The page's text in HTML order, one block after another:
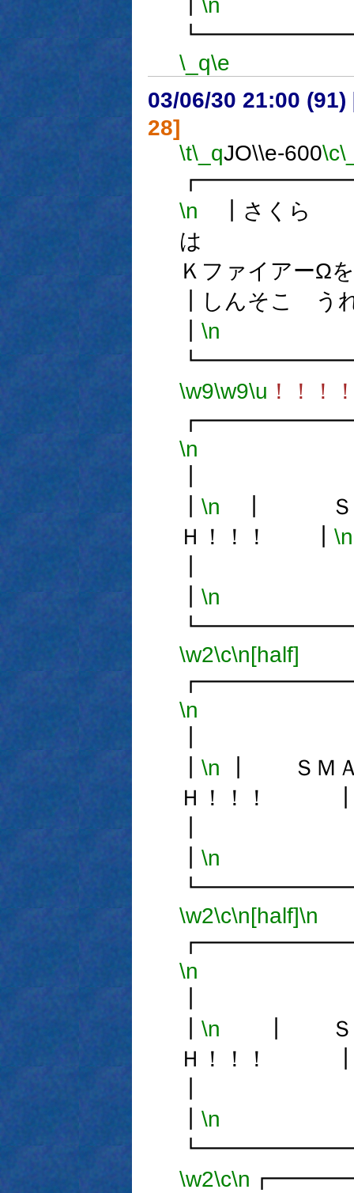
\n
\_q\e
03/06/30 21:00 (91)
28]
\t\_qJO\\e-600\c
\n ┃さくら
Ｋファイア
┃しんそ
\n
\w9\w9\u ！！！
\n
\n ┃ ＳＭＡ
Ｈ！！！ ┃ \n
\n
\w2\c\n[half]
\n
\n ┃ ＳＭＡ
Ｈ！！！
\n
\w2\c\n[half]\n
\n
\n ┃ ＳＭＡ
Ｈ！！！
\n
\w2\c\n